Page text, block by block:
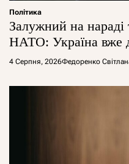
Політика
Залужний на нараді
НАТО: Україна вже
4 Серпня, 2026Федоренко